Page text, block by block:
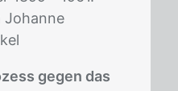
Johanne
gegen das